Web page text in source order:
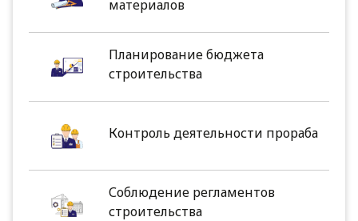
материалов
Планирование бюджета
строительства
Контроль деятельности прораба
Соблюдение регламентов
строительства